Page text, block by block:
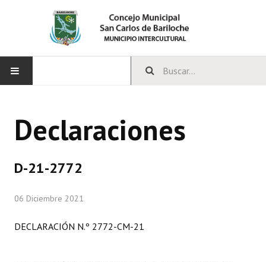
CONCEJO
Comisiones Especiales
Declaraciones
D-21-2772
06 Diciembre 2021
DECLARACIÓN N.º 2772-CM-21